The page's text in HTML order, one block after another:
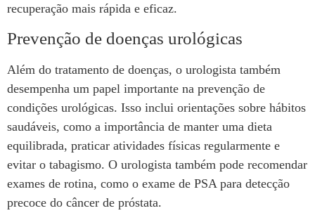
recuperação mais rápida e eficaz.
Prevenção de doenças urológicas
Além do tratamento de doenças, o urologista também
desempenha um papel importante na prevenção de
condições urológicas. Isso inclui orientações sobre hábitos
saudáveis, como a importância de manter uma dieta
equilibrada, praticar atividades físicas regularmente e
evitar o tabagismo. O urologista também pode recomendar
exames de rotina, como o exame de PSA para detecção
precoce do câncer de próstata.